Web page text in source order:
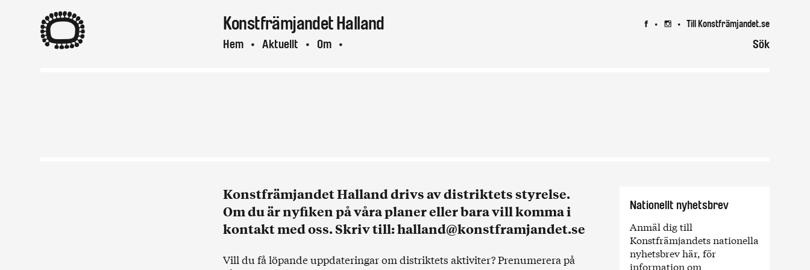
Konstfrämjandet Halland drivs av distriktets styrelse.
Om du är nyfiken på våra planer eller bara vill komma i
kontakt med oss. Skriv till:halland@konstframjandet.se
Vill du få löpande uppdateringar om distriktets aktiviter?Prenumerera på
Nationellt nyhetsbrev
Anmäl dig till
Konstfrämjandets nationella
nyhetsbrev här, för
information om
A KonstfrämjandetHalland 7 8 Till Konstfrämjandet.se
Hem Aktuellt Om Sök